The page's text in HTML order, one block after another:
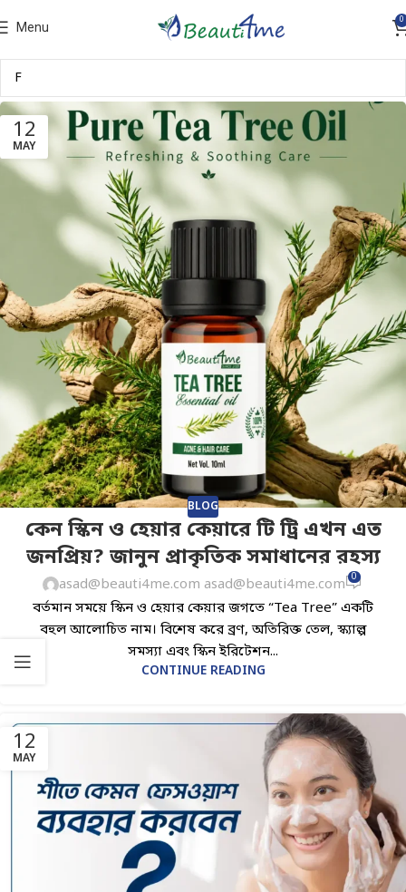
Menu 0
12
MAY
BLOG
কেন স্কিন ও হেয়ার কেয়ারে টি ট্রি এখন এত
জনপ্রিয়? জানুন প্রাকৃতিক সমাধানের রহস্য
asad@beauti4me.com asad@beauti4me.com 0
বর্তমান সময়ে স্কিন ও হেয়ার কেয়ার জগতে “Tea Tree” একটি
বহুল আলোচিত নাম। বিশেষ করে ব্রণ, অতিরিক্ত তেল, স্ক্যাল্প
সমস্যা এবং স্কিন ইরিটেশন...
CONTINUE READING
12
MAY